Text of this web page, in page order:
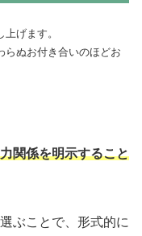
げます。
らぬお付き合いのほどお
関係を明示すること
ぶことで、形式的に